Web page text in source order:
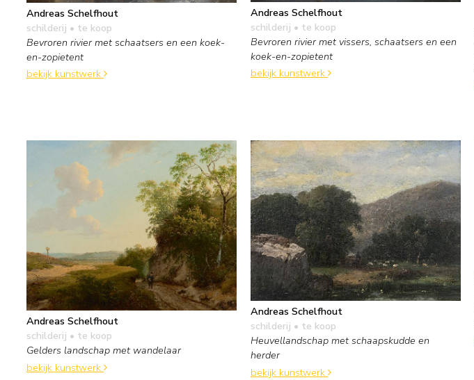
Andreas Schelfhout
schilderij • te koop
Bevroren rivier met schaatsers en een koek-
en-zopietent
bekijk kunstwerk
Andreas Schelfhout
schilderij • te koop
Bevroren rivier met vissers, schaatsers en een
koek-en-zopietent
bekijk kunstwerk
Andreas Schelfhout
schilderij • te koop
Gelders landschap met wandelaar
bekijk kunstwerk
Andreas Schelfhout
schilderij • te koop
Heuvellandschap met schaapskudde en
herder
bekijk kunstwerk